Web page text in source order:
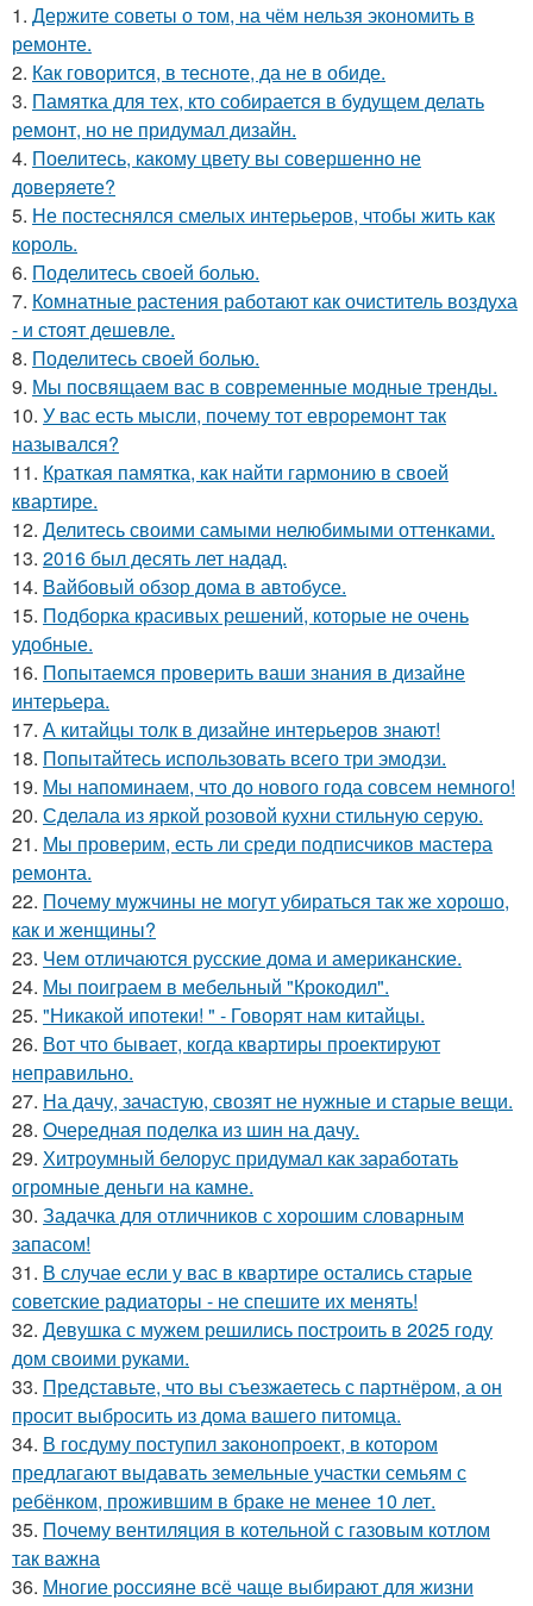
1. Держите советы о том, на чём нельзя экономить в
ремонте.
2. Как говорится, в тесноте, да не в обиде.
3. Памятка для тех, кто собирается в будущем делать
ремонт, но не придумал дизайн.
4. Поелитесь, какому цвету вы совершенно не
доверяете?
5. Не постеснялся смелых интерьеров, чтобы жить как
король.
6. Поделитесь своей болью.
7. Комнатные растения работают как очиститель воздуха
- и стоят дешевле.
8. Поделитесь своей болью.
9. Мы посвящаем вас в современные модные тренды.
10. У вас есть мысли, почему тот евроремонт так
назывался?
11. Краткая памятка, как найти гармонию в своей
квартире.
12. Делитесь своими самыми нелюбимыми оттенками.
13. 2016 был десять лет надад.
14. Вайбовый обзор дома в автобусе.
15. Подборка красивых решений, которые не очень
удобные.
16. Попытаемся проверить ваши знания в дизайне
интерьера.
17. А китайцы толк в дизайне интерьеров знают!
18. Попытайтесь использовать всего три эмодзи.
19. Мы напоминаем, что до нового года совсем немного!
20. Сделала из яркой розовой кухни стильную серую.
21. Мы проверим, есть ли среди подписчиков мастера
ремонта.
22. Почему мужчины не могут убираться так же хорошо,
как и женщины?
23. Чем отличаются русские дома и американские.
24. Мы поиграем в мебельный "Крокодил".
25. "Никакой ипотеки! " - Говорят нам китайцы.
26. Вот что бывает, когда квартиры проектируют
неправильно.
27. На дачу, зачастую, свозят не нужные и старые вещи.
28. Очередная поделка из шин на дачу.
29. Хитроумный белорус придумал как заработать
огромные деньги на камне.
30. Задачка для отличников с хорошим словарным
запасом!
31. В случае если у вас в квартире остались старые
советские радиаторы - не спешите их менять!
32. Девушка с мужем решились построить в 2025 году
дом своими руками.
33. Представьте, что вы съезжаетесь с партнёром, а он
просит выбросить из дома вашего питомца.
34. В госдуму поступил законопроект, в котором
предлагают выдавать земельные участки семьям с
ребёнком, прожившим в браке не менее 10 лет.
35. Почему вентиляция в котельной с газовым котлом
так важна
36. Многие россияне всё чаще выбирают для жизни